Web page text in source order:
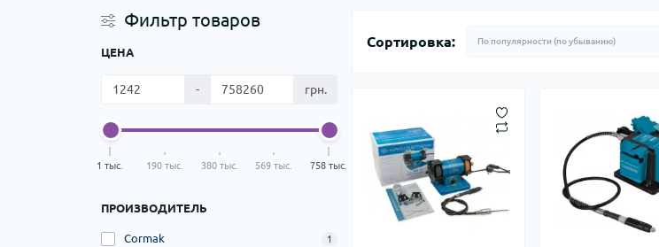
Фильтр товаров
ЦЕНА
- грн.
1 тыс. 190 тыс. 380 тыс. 569 тыс. 758 тыс.
ПРОИЗВОДИТЕЛЬ
Cormak 1
Сортировка: